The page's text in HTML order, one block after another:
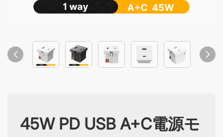
45W PD USB A+C電源モ